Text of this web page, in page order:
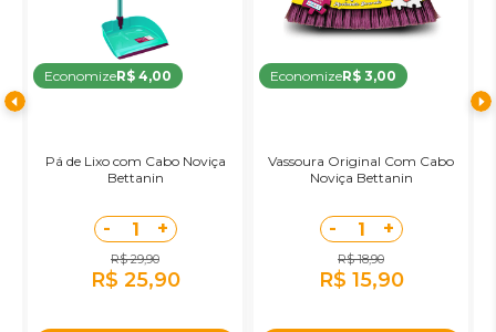
EconomizeR$ 4,00
Pá de Lixo com Cabo Noviça
Bettanin
- 1 +
R$ 29,90
R$ 25,90
EconomizeR$ 3,00
Vassoura Original Com Cabo
Noviça Bettanin
- 1 +
R$ 18,90
R$ 15,90